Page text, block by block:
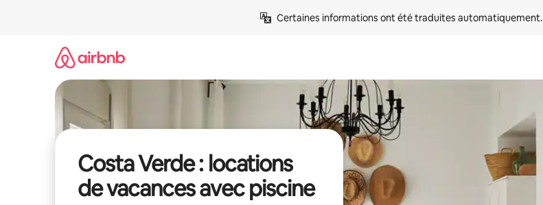
Certaines informations ont été traduites automatiquement.
Costa Verde : locations
de vacances avec piscine